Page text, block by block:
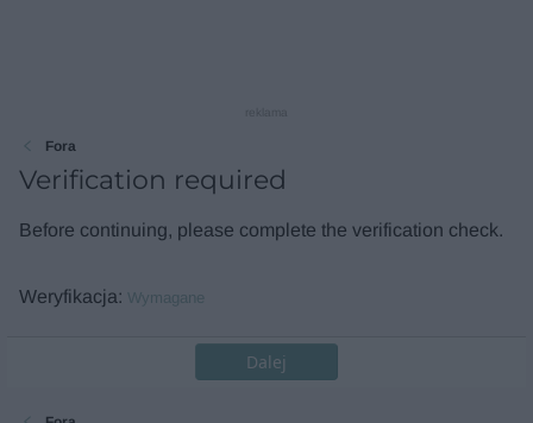
Fora
Verification required
Before continuing, please complete the verification check.
Weryfikacja Wymagane
Dalej